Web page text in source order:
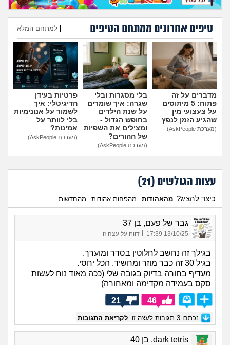
מה שעובר עליי
שומרים על הגוף
פיננסי וכלכלה
בין הסדינים
חיות מחמד
יוקר המחיה
טיפים אחרונים ממתחם הטיפים למתחם המלא
הוספת טיפ
מדברים על זה
פתוח: 5 מיתוסים
על צעצועי מין
שהגיע הזמן לנפץ
(מערכת AskPeople)
בלי מסגרות ובלי
שגרה: איך שומרים
על שנת הילדים
בחופש הגדול -
ומצילים את השפיות
של ההורים?
(מערכת AskPeople)
פרטיות בעידן
הדיגיטלי: איך
לשמור על אנונימיות
בלי לוותר על
אמינות?
(מערכת AskPeople)
עצות הגולשים (21
)
כיצד להציג? מהאהודות מהפחות אהודות מהחדשות
גבר של פעם, בן 37
13/10/25 17:39
| דווח על עצה זו
בגילך זה נחשב לחלוטין בסדר ומוערך.
בגיל 30 זה כבר מוזר ומחשיד. הכל יחסי.
מעדיף בחורה בדיוק בגובה שלי (ככה מאוד נוח לעשות
סקס בעמידה מקדימה ומאחורה)
46
21
נכתבו 3 תגובות לעצה זו. לקריאת התגובות
dark tetris, בן 40